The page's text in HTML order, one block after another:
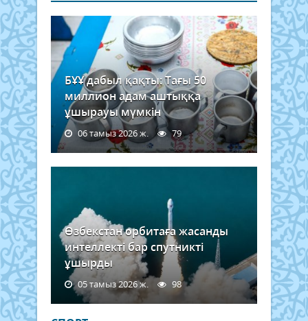
БҰҰ дабыл қақты: Тағы 50
миллион адам аштыққа
ұшырауы мүмкін
06 тамыз 2026 ж. 79
Өзбекстан орбитаға жасанды
интеллекті бар спутникті
ұшырды
05 тамыз 2026 ж. 98